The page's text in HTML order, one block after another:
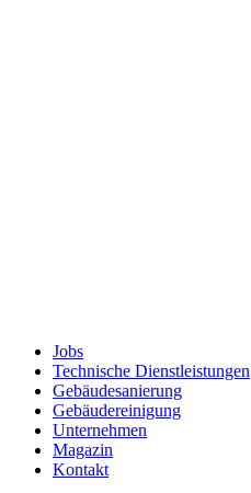
Jobs
Technische Dienstleistungen
Gebäudesanierung
Gebäudereinigung
Unternehmen
Magazin
Kontakt